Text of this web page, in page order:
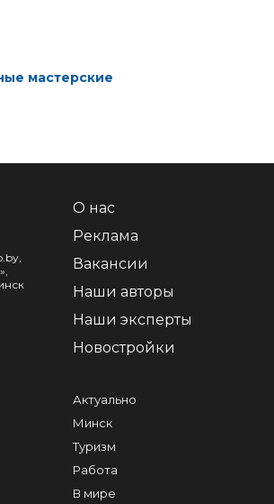
мастерские
О нас
Реклама
Вакансии
Наши авторы
Наши эксперты
Новостройки
Актуально
Минск
Туризм
Работа
В мире